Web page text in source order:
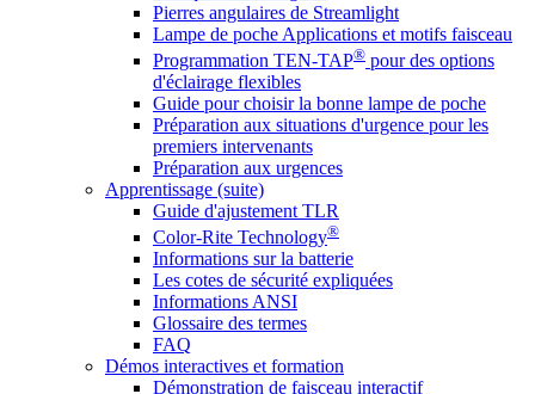
Pierres angulaires de Streamlight
Lampe de poche Applications et motifs faisceau
Programmation TEN-TAP® pour des options
d'éclairage flexibles
Guide pour choisir la bonne lampe de poche
Préparation aux situations d'urgence pour les
premiers intervenants
Préparation aux urgences
Apprentissage (suite)
Guide d'ajustement TLR
Color-Rite Technology®
Informations sur la batterie
Les cotes de sécurité expliquées
Informations ANSI
Glossaire des termes
FAQ
Démos interactives et formation
Démonstration de faisceau interactif